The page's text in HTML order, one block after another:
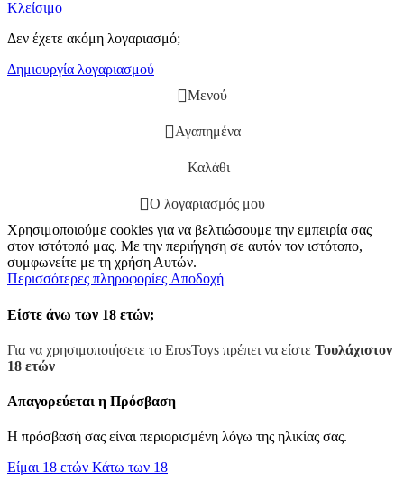
Κλείσιμο
Δεν έχετε ακόμη λογαριασμό;
Δημιουργία λογαριασμού
Μενού
Αγαπημένα
Καλάθι
Ο λογαριασμός μου
Χρησιμοποιούμε cookies για να βελτιώσουμε την εμπειρία σας
στον ιστότοπό μας. Με την περιήγηση σε αυτόν τον ιστότοπο,
συμφωνείτε με τη χρήση Αυτών.
Περισσότερες πληροφορίες Αποδοχή
Είστε άνω των 18 ετών;
Για να χρησιμοποιήσετε το ErosToys πρέπει να είστε Τουλάχιστον
18 ετών
Απαγορεύεται η Πρόσβαση
Η πρόσβασή σας είναι περιορισμένη λόγω της ηλικίας σας.
Είμαι 18 ετών Κάτω των 18